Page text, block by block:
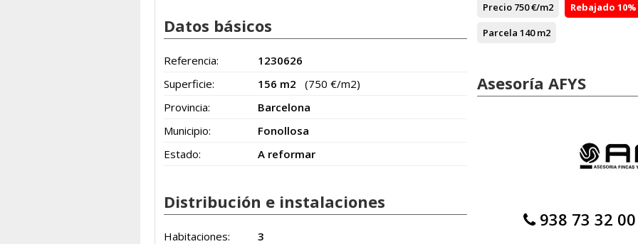
Datos básicos
Referencia:
1230626
Superficie:
156 m2
(750 €/m2)
Provincia:
Barcelona
Municipio:
Fonollosa
Estado:
A reformar
Distribución e instalaciones
Habitaciones:
3
Precio 750 €/m2 Rebajado 10%
Parcela 140 m2
Asesoría AFYS
938 73 32 00